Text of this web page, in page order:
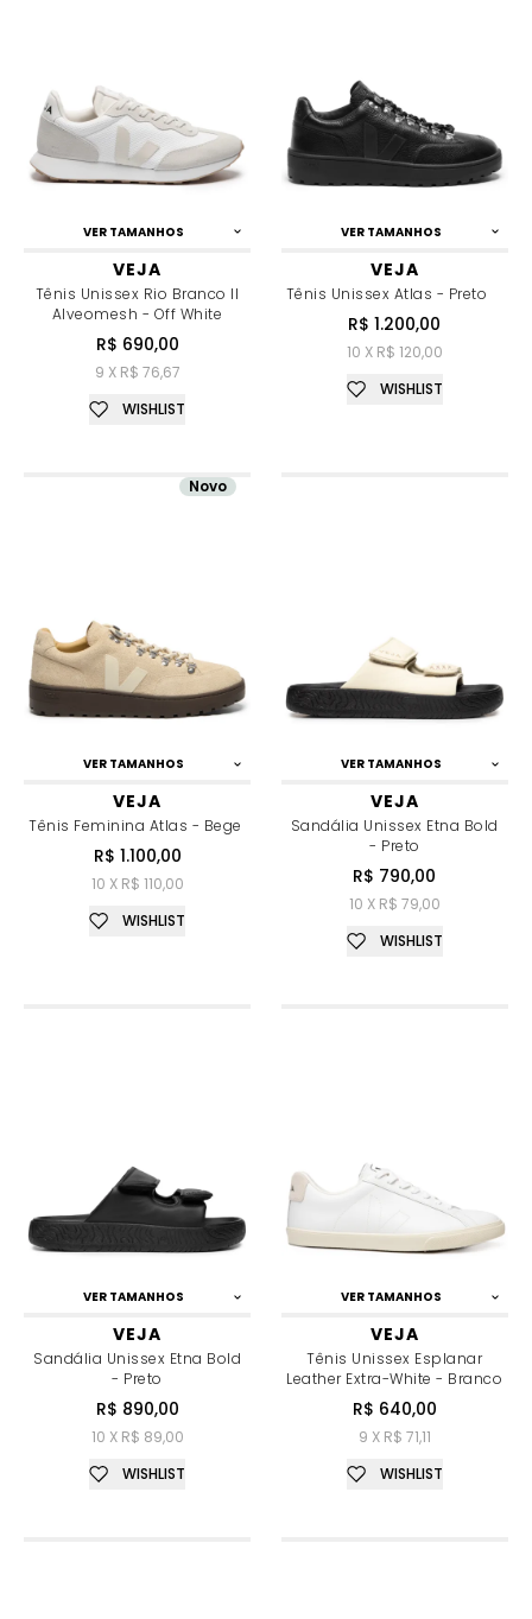
VER TAMANHOS
VEJA
Tênis Unissex Rio Branco II
Alveomesh - Off White
R$ 690,00
9 X R$ 76,67
WISHLIST
VER TAMANHOS
VEJA
Tênis Unissex Atlas - Preto
R$ 1.200,00
10 X R$ 120,00
WISHLIST
VER TAMANHOS
VEJA
Tênis Feminina Atlas - Bege
R$ 1.100,00
10 X R$ 110,00
Novo
WISHLIST
VER TAMANHOS
VEJA
Sandália Unissex Etna Bold
- Preto
R$ 790,00
10 X R$ 79,00
WISHLIST
VER TAMANHOS
VEJA
Sandália Unissex Etna Bold
- Preto
R$ 890,00
10 X R$ 89,00
WISHLIST
VER TAMANHOS
VEJA
Tênis Unissex Esplanar
Leather Extra-White - Branco
R$ 640,00
9 X R$ 71,11
WISHLIST